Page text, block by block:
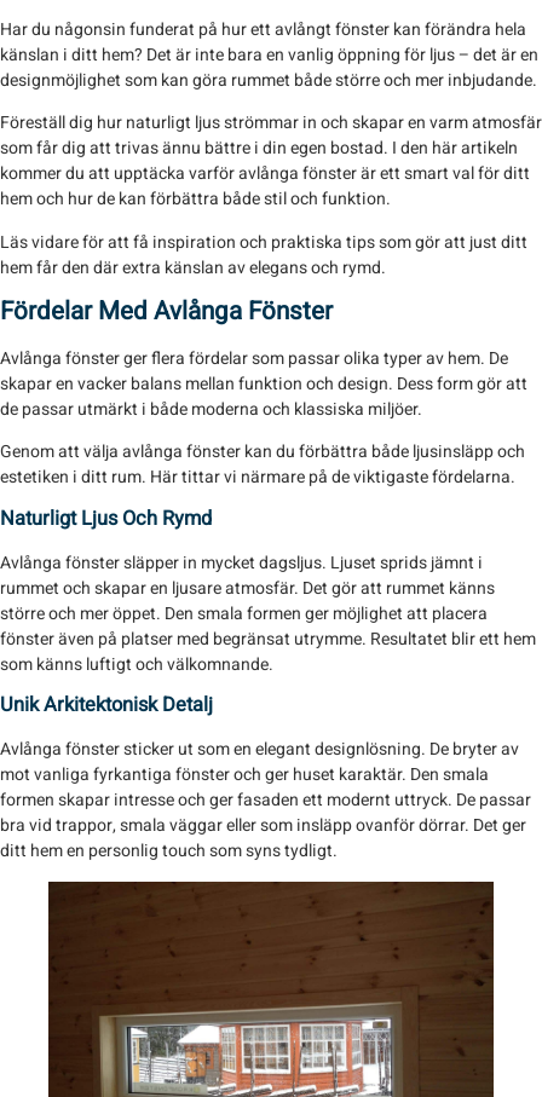
Har du någonsin funderat på hur ett avlångt fönster kan förändra hela
känslan i ditt hem? Det är inte bara en vanlig öppning för ljus – det är en
designmöjlighet som kan göra rummet både större och mer inbjudande.
Föreställ dig hur naturligt ljus strömmar in och skapar en varm atmosfär
som får dig att trivas ännu bättre i din egen bostad. I den här artikeln
kommer du att upptäcka varför avlånga fönster är ett smart val för ditt
hem och hur de kan förbättra både stil och funktion.
Läs vidare för att få inspiration och praktiska tips som gör att just ditt
hem får den där extra känslan av elegans och rymd.
Fördelar Med Avlånga Fönster
Avlånga fönster ger flera fördelar som passar olika typer av hem. De
skapar en vacker balans mellan funktion och design. Dess form gör att
de passar utmärkt i både moderna och klassiska miljöer.
Genom att välja avlånga fönster kan du förbättra både ljusinsläpp och
estetiken i ditt rum. Här tittar vi närmare på de viktigaste fördelarna.
Naturligt Ljus Och Rymd
Avlånga fönster släpper in mycket dagsljus. Ljuset sprids jämnt i
rummet och skapar en ljusare atmosfär. Det gör att rummet känns
större och mer öppet. Den smala formen ger möjlighet att placera
fönster även på platser med begränsat utrymme. Resultatet blir ett hem
som känns luftigt och välkomnande.
Unik Arkitektonisk Detalj
Avlånga fönster sticker ut som en elegant designlösning. De bryter av
mot vanliga fyrkantiga fönster och ger huset karaktär. Den smala
formen skapar intresse och ger fasaden ett modernt uttryck. De passar
bra vid trappor, smala väggar eller som insläpp ovanför dörrar. Det ger
ditt hem en personlig touch som syns tydligt.